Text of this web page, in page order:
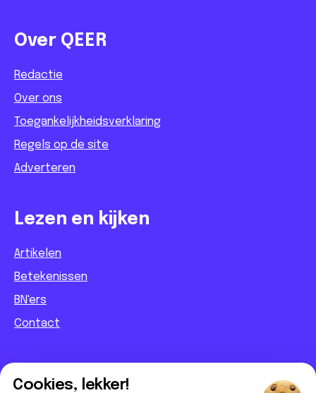
Over QEER
Redactie
Over ons
Toegankelijkheidsverklaring
Regels op de site
Adverteren
Lezen en kijken
Artikelen
Betekenissen
BN'ers
Contact
Informatief
Cookies, lekker!